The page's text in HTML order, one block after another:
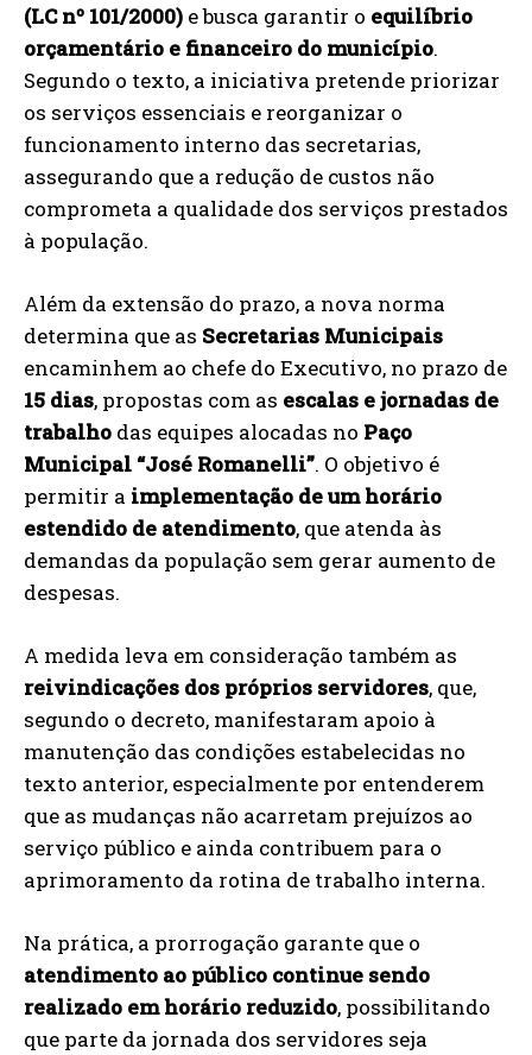
(LC nº 101/2000) e busca garantir o equilíbrio
orçamentário e financeiro do município.
Segundo o texto, a iniciativa pretende priorizar
os serviços essenciais e reorganizar o
funcionamento interno das secretarias,
assegurando que a redução de custos não
comprometa a qualidade dos serviços prestados
à população.
Além da extensão do prazo, a nova norma
determina que as Secretarias Municipais
encaminhem ao chefe do Executivo, no prazo de
15 dias, propostas com as escalas e jornadas de
trabalho das equipes alocadas no Paço
Municipal “José Romanelli”. O objetivo é
permitir a implementação de um horário
estendido de atendimento, que atenda às
demandas da população sem gerar aumento de
despesas.
A medida leva em consideração também as
reivindicações dos próprios servidores, que,
segundo o decreto, manifestaram apoio à
manutenção das condições estabelecidas no
texto anterior, especialmente por entenderem
que as mudanças não acarretam prejuízos ao
serviço público e ainda contribuem para o
aprimoramento da rotina de trabalho interna.
Na prática, a prorrogação garante que o
atendimento ao público continue sendo
realizado em horário reduzido, possibilitando
que parte da jornada dos servidores seja